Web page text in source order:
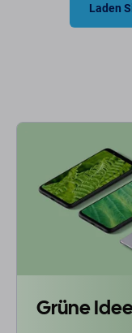
Laden
Grüne